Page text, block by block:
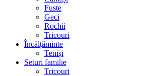
Fuste
Geci
Rochii
Tricouri
Încălțăminte
Teniși
Seturi familie
Tricouri